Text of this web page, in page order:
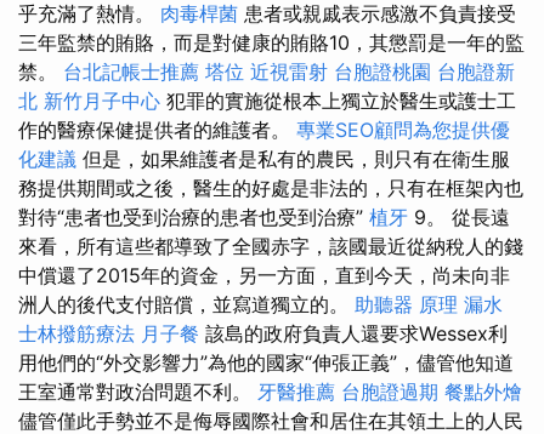
乎充滿了熱情。 肉毒桿菌 患者或親戚表示感激不負責接受
三年監禁的賄賂，而是對健康的賄賂10，其懲罰是一年的監
禁。 台北記帳士推薦 塔位 近視雷射 台胞證桃園 台胞證新
北 新竹月子中心 犯罪的實施從根本上獨立於醫生或護士工
作的醫療保健提供者的維護者。 專業SEO顧問為您提供優
化建議 但是，如果維護者是私有的農民，則只有在衛生服
務提供期間或之後，醫生的好處是非法的，只有在框架內也
對待“患者也受到治療的患者也受到治療” 植牙 9。 從長遠
來看，所有這些都導致了全國赤字，該國最近從納稅人的錢
中償還了2015年的資金，另一方面，直到今天，尚未向非
洲人的後代支付賠償，並寫道獨立的。 助聽器 原理 漏水
士林撥筋療法 月子餐 該島的政府負責人還要求Wessex利
用他們的“外交影響力”為他的國家“伸張正義”，儘管他知道
王室通常對政治問題不利。 牙醫推薦 台胞證過期 餐點外燴
儘管僅此手勢並不是侮辱國際社會和居住在其領土上的人民